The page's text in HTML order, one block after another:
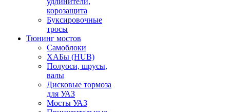
корозащита
Буксировочные
тросы
Тюнинг мостов
Самоблоки
ХАБы (HUB)
Полуоси, шрусы,
валы
Дисковые тормоза
для УАЗ
Мосты УАЗ